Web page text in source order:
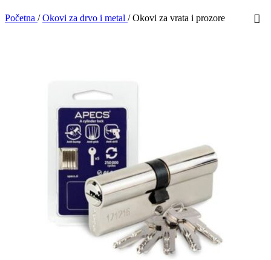
Početna / Okovi za drvo i metal / Okovi za vrata i prozore